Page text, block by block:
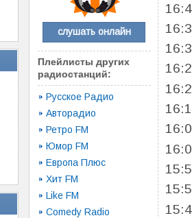
слушать онлайн
Плейлисты других
радиостанций:
Русское Радио
Авторадио
Ретро FM
Юмор FM
Европа Плюс
Хит FM
Like FM
Comedy Radio